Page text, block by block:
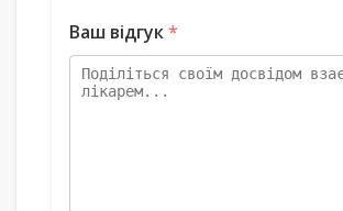
Ваш відгук*